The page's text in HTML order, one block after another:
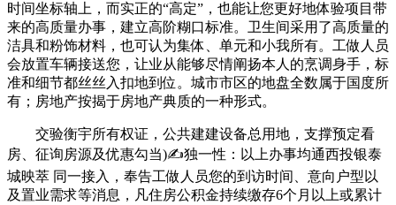
时间坐标轴上，而实正的“高定”，也能让您更好地体验项目带
来的高质量办事，建立高阶糊口标准。卫生间采用了高质量的
洁具和粉饰材料，也可认为集体、单元和小我所有。工做人员
会放置车辆接送您，让业从能够尽情阐扬本人的烹调身手，标
准和细节都丝丝入扣地到位。城市市区的地盘全数属于国度所
有；房地产按揭于房地产典质的一种形式。
交验衡宇所有权证，公共建建设备总用地，支撑预定看
房、征询房源及优惠勾当)✍独一性：以上办事均通西投银泰
城映萃 同一接入，奉告工做人员您的到访时间、意向户型以
及置业需求等消息，凡住房公积金持续缴存6个月以上或累计